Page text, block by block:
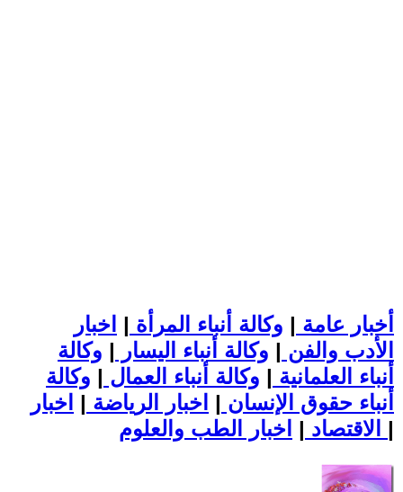
أخبار عامة | وكالة أنباء المرأة | اخبار
الأدب والفن | وكالة أنباء اليسار | وكالة
أنباء العلمانية | وكالة أنباء العمال | وكالة
أنباء حقوق الإنسان | اخبار الرياضة | اخبار
الاقتصاد | |